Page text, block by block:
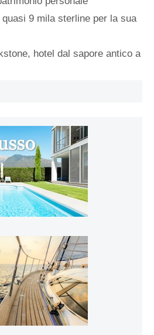
9 mila sterline per la sua
hotel dal sapore antico a